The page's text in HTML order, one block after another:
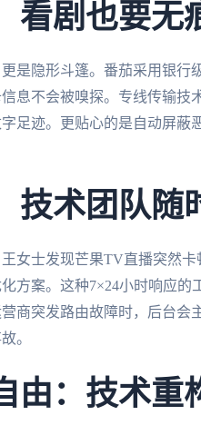
看剧也要无
是隐形斗篷。番茄采用银行
信息不会被嗅探。专线传输
足迹。更贴心的是自动屏
技术团队随
女士发现芒果TV直播突然
方案。这种7×24小时响应
商突发路由故障时，后台
。
由：技术重